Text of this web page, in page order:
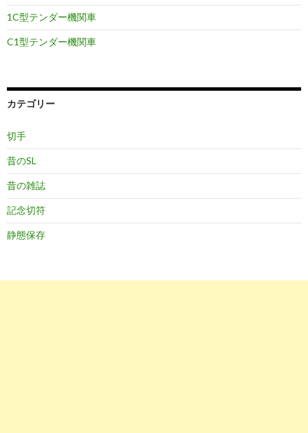
1C型テンダー機関車
C1型テンダー機関車
カテゴリー
切手
昔のSL
昔の雑誌
記念切符
静態保存